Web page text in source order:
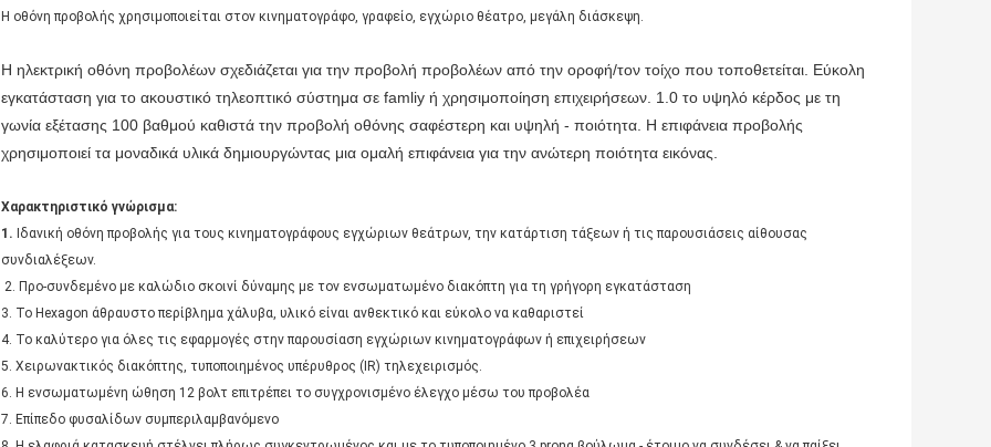
Η οθόνη προβολής χρησιμοποιείται στον κινηματογράφο, γραφείο, εγχώριο θέατρο, μεγάλη διάσκεψη.
Η ηλεκτρική οθόνη προβολέων σχεδιάζεται για την προβολή προβολέων από την οροφή/τον τοίχο που τοποθετείται. Εύκολη
εγκατάσταση για το ακουστικό τηλεοπτικό σύστημα σε famliy ή χρησιμοποίηση επιχειρήσεων. 1.0 το υψηλό κέρδος με τη
γωνία εξέτασης 100 βαθμού καθιστά την προβολή οθόνης σαφέστερη και υψηλή - ποιότητα. Η επιφάνεια προβολής
χρησιμοποιεί τα μοναδικά υλικά δημιουργώντας μια ομαλή επιφάνεια για την ανώτερη ποιότητα εικόνας.
Χαρακτηριστικό γνώρισμα:
1. Ιδανική οθόνη προβολής για τους κινηματογράφους εγχώριων θεάτρων, την κατάρτιση τάξεων ή τις παρουσιάσεις αίθουσας
συνδιαλέξεων.
2. Προ-συνδεμένο με καλώδιο σκοινί δύναμης με τον ενσωματωμένο διακόπτη για τη γρήγορη εγκατάσταση
3. Το Hexagon άθραυστο περίβλημα χάλυβα, υλικό είναι ανθεκτικό και εύκολο να καθαριστεί
4. Το καλύτερο για όλες τις εφαρμογές στην παρουσίαση εγχώριων κινηματογράφων ή επιχειρήσεων
5. Χειρωνακτικός διακόπτης, τυποποιημένος υπέρυθρος (IR) τηλεχειρισμός.
6. Η ενσωματωμένη ώθηση 12 βολτ επιτρέπει το συγχρονισμένο έλεγχο μέσω του προβολέα
7. Επίπεδο φυσαλίδων συμπεριλαμβανόμενο